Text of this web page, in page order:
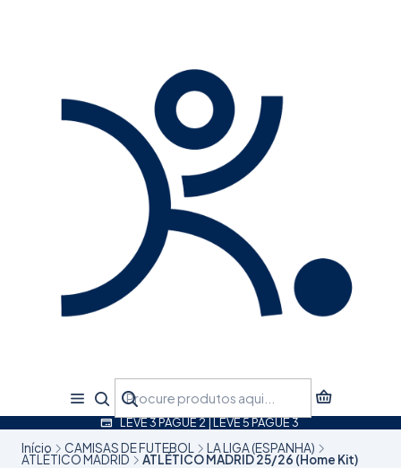
LEVE 3 PAGUE 2 | LEVE 5 PAGUE 3
Início CAMISAS DE FUTEBOL LA LIGA (ESPANHA)
ATLÉTICO MADRID ATLÉTICO MADRID 25/26 (Home Kit)